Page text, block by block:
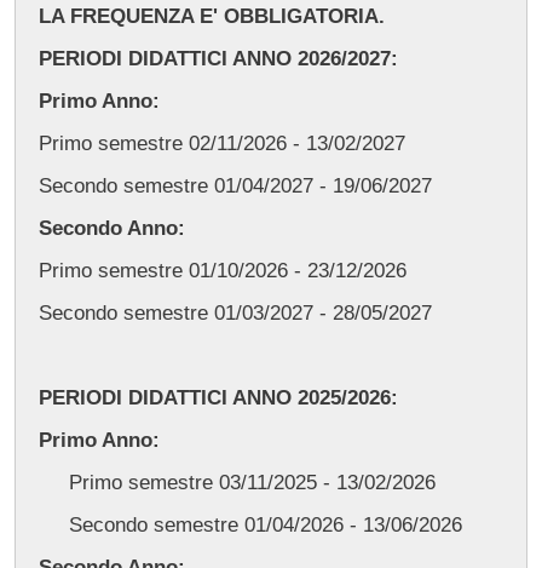
LA FREQUENZA E' OBBLIGATORIA.
PERIODI DIDATTICI ANNO 2026/2027:
Primo Anno:
Primo semestre 02/11/2026 - 13/02/2027
Secondo semestre 01/04/2027 - 19/06/2027
Secondo Anno:
Primo semestre 01/10/2026 - 23/12/2026
Secondo semestre 01/03/2027 - 28/05/2027
PERIODI DIDATTICI ANNO 2025/2026:
Primo Anno:
Primo semestre 03/11/2025 - 13/02/2026
Secondo semestre 01/04/2026 - 13/06/2026